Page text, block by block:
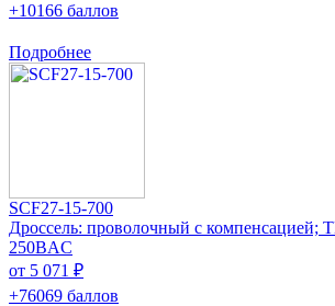
+10166 баллов
Подробнее
SCF27-15-700
Дроссель: проволочный с компенсацией;
250ВAC
от 5 071 ₽
+76069 баллов